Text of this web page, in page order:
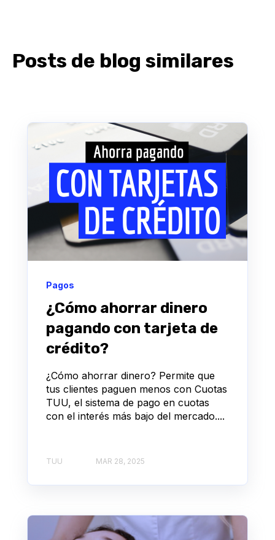
Posts de blog similares
Pagos
¿Cómo ahorrar dinero
pagando con tarjeta de
crédito?
¿Cómo ahorrar dinero? Permite que
tus clientes paguen menos con Cuotas
TUU, el sistema de pago en cuotas
con el interés más bajo del mercado....
TUU MAR 28, 2025